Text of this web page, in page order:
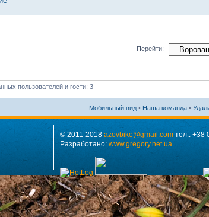
Перейти:
пользователей и гости: 3
Мобильный вид • Наша команда •
© 2011-2018 azovbike@gmail.com тел.: +38
Разработано: www.gregory.net.ua